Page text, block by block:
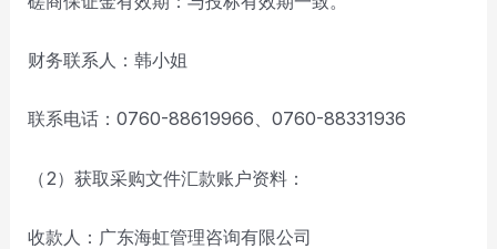
财务联系人：韩小姐
联系电话：0760-88619966、0760-88331936
（2）获取采购文件汇款账户资料：
收款人：广东海虹管理咨询有限公司